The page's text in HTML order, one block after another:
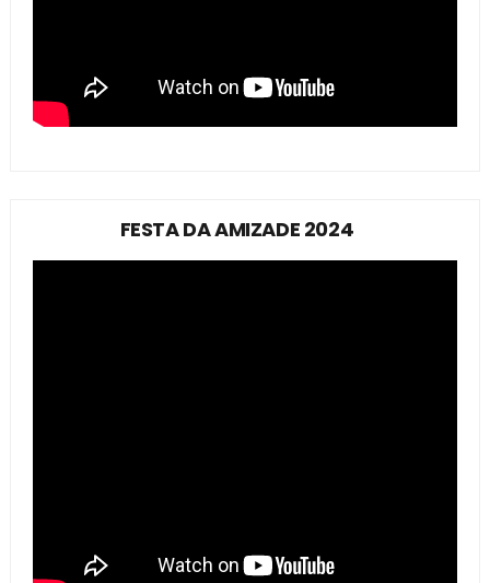
FESTA DA AMIZADE 2024